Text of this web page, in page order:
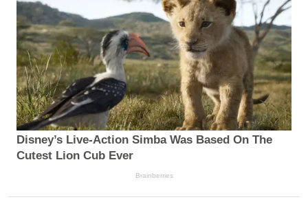
Disney’s Live-Action Simba Was Based On The
Cutest Lion Cub Ever
Brainberries